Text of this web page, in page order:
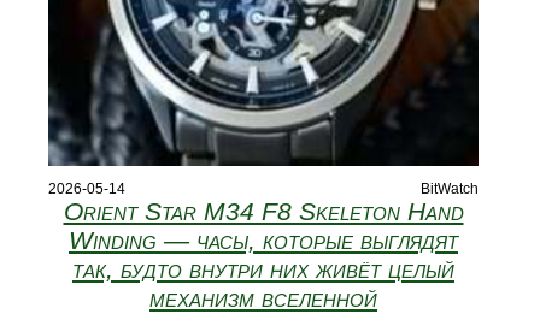
2026-05-14 BitWatch
Orient Star M34 F8 Skeleton Hand
Winding — часы, которые выглядят
так, будто внутри них живёт целый
механизм вселенной